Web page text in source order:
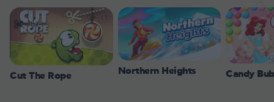
Cut The Rope Northern Heights Candy